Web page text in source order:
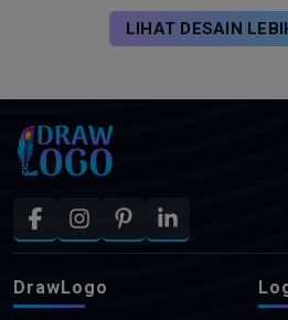
LIHAT DESAIN
DrawLogo